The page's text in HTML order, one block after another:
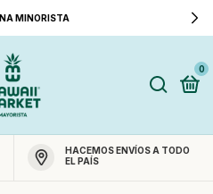
MINORISTA
0
HACEMOS ENVÍOS A TODO
EL PAÍS